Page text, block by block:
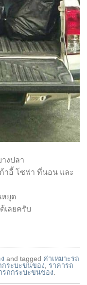
งปลา
ก้าอี้ โซฟา ที่นอน และ
หยุด
เลยครับ
and tagged ค่าเหมาะรถ
กระบะขนของ
ราคารถ
รถกระบะขนของ